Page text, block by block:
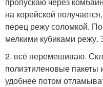
на корейской
перец режу соломкой.
мелкими кубиками режу.
2. всё перемешиваю.
полиэтиленовые пакеты
удобнее потом